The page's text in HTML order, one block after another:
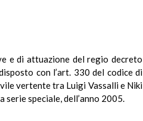
e di attuazione del regio decreto
con l’art. 330 del codice di
vertente tra Luigi Vassalli e Niki
serie speciale, dell’anno 2005.